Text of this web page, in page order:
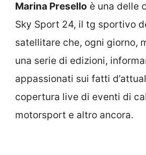
Marina Presello è una delle
Sky Sport 24, il tg sportivo
satellitare che, ogni giorno,
una serie di edizioni,
appassionati sui fatti
copertura live di eventi di
motorsport e altro ancora.